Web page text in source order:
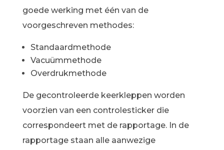
goede werking met één van de
voorgeschreven methodes:
Standaardmethode
Vacuümmethode
Overdrukmethode
De gecontroleerde keerkleppen worden
voorzien van een controlesticker die
correspondeert met de rapportage. In de
rapportage staan alle aanwezige